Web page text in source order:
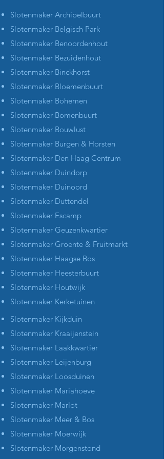
Slotenmaker Archipelbuurt
Slotenmaker Belgisch Park
Slotenmaker Benoordenhout
Slotenmaker Bezuidenhout
Slotenmaker Binckhorst
Slotenmaker Bloemenbuurt
Slotenmaker Bohemen
Slotenmaker Bomenbuurt
Slotenmaker Bouwlust
Slotenmaker Burgen & Horsten
Slotenmaker Den Haag Centrum
Slotenmaker Duindorp
Slotenmaker Duinoord
Slotenmaker Duttendel
Slotenmaker Escamp
Slotenmaker Geuzenkwartier
Slotenmaker Groente & Fruitmarkt
Slotenmaker Haagse Bos
Slotenmaker Heesterbuurt
Slotenmaker Houtwijk
Slotenmaker Kerketuinen
Slotenmaker Kijkduin
Slotenmaker Kraaijenstein
Slotenmaker Laakkwartier
Slotenmaker Leijenburg
Slotenmaker Loosduinen
Slotenmaker Mariahoeve
Slotenmaker Marlot
Slotenmaker Meer & Bos
Slotenmaker Moerwijk
Slotenmaker Morgenstond